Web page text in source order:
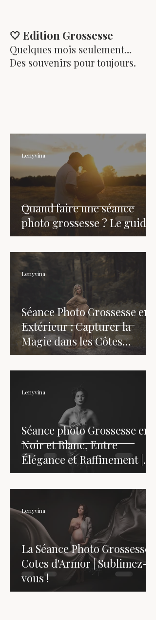
🤍 Edition Grossesse
Quelques mois seulement…
Des souvenirs pour toujours.
Quand faire une séance
photo grossesse ? Le guide
Lenyvina
Séance Photo Grossesse en
Extérieur : Capturer la
Magie dans les Côtes
d'Armor
Lenyvina
Séance photo Grossesse en
Noir et Blanc, Entre
Élégance et Raffinement |
Lenyvina Photographe |
Saint-Brieuc - Côtes
d'Armor - Bretagne
Lenyvina
La Séance Photo Grossesse |
Cotes d'Armor | Sublimez-
vous !
Lenyvina